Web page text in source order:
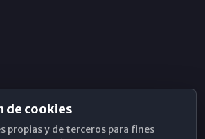
de cookies
propias y de terceros para fines